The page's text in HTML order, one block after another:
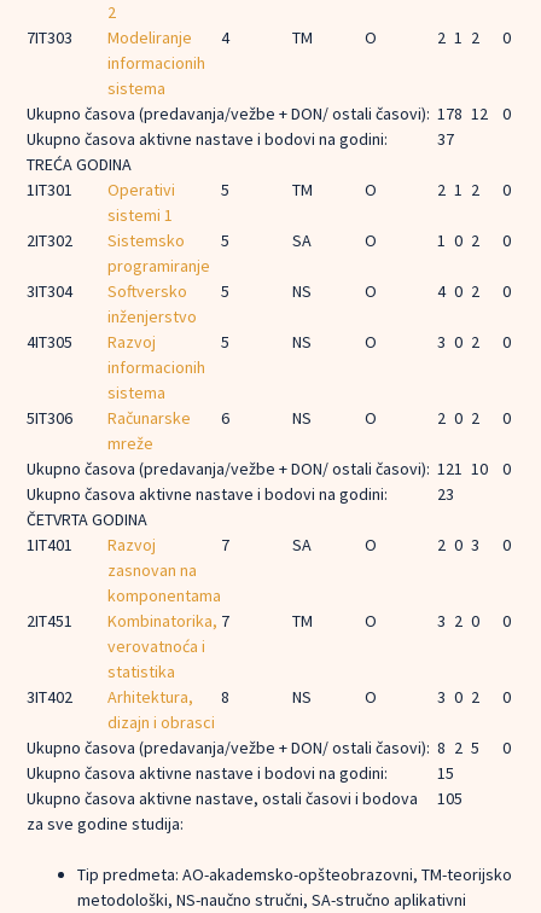
2
7IT303
Modeliranje
informacionih
sistema
4 TM O 2 1 2 0
Ukupno časova (predavanja/vežbe + DON/ ostali časovi): 178 12
0
Ukupno časova aktivne nastave i bodovi na godini:
37
TREĆA GODINA
1IT301
Operativi
sistemi 1
5 TM O 2 1 2 0
2IT302
Sistemsko
programiranje
5 SA O 1 0 2 0
3IT304
Softversko
inženjerstvo
5 NS O 4 0 2 0
4IT305
Razvoj
informacionih
sistema
5 NS O 3 0 2 0
5IT306
Računarske
mreže
6 NS O 2 0 2 0
Ukupno časova (predavanja/vežbe + DON/ ostali časovi): 121 10
0
Ukupno časova aktivne nastave i bodovi na godini:
23
ČETVRTA GODINA
1IT401
Razvoj
zasnovan na
komponentama
7 SA O 2 0 3 0
2IT451
Kombinatorika,
verovatnoća i
statistika
7 TM O 3 2 0 0
3IT402
Arhitektura,
dizajn i obrasci
8 NS O 3 0 2 0
Ukupno časova (predavanja/vežbe + DON/ ostali časovi): 8 2 5
0
Ukupno časova aktivne nastave i bodovi na godini:
15
Ukupno časova aktivne nastave, ostali časovi i bodova
za sve godine studija:
105
Tip predmeta: AO-akademsko-opšteobrazovni, TM-teorijsko
metodološki, NS-naučno stručni, SA-stručno aplikativni